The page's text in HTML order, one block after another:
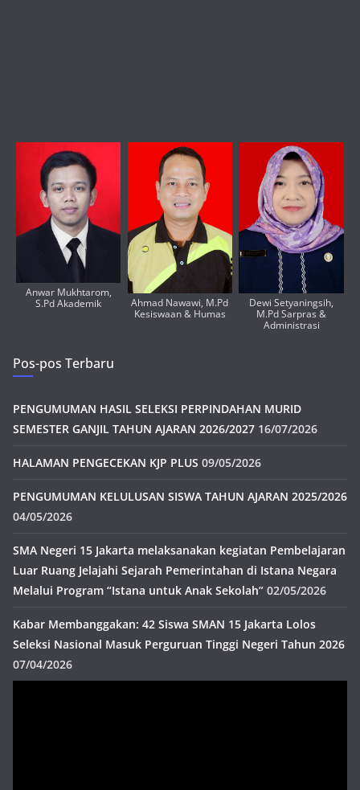
Anwar Mukhtarom,
S.Pd Akademik
Ahmad Nawawi, M.Pd
Kesiswaan & Humas
Dewi Setyaningsih,
M.Pd Sarpras &
Administrasi
Pos-pos Terbaru
PENGUMUMAN HASIL SELEKSI PERPINDAHAN MURID
SEMESTER GANJIL TAHUN AJARAN 2026/2027 16/07/2026
HALAMAN PENGECEKAN KJP PLUS 09/05/2026
PENGUMUMAN KELULUSAN SISWA TAHUN AJARAN 2025/2026
04/05/2026
SMA Negeri 15 Jakarta melaksanakan kegiatan Pembelajaran
Luar Ruang Jelajahi Sejarah Pemerintahan di Istana Negara
Melalui Program “Istana untuk Anak Sekolah” 02/05/2026
Kabar Membanggakan: 42 Siswa SMAN 15 Jakarta Lolos
Seleksi Nasional Masuk Perguruan Tinggi Negeri Tahun 2026
07/04/2026